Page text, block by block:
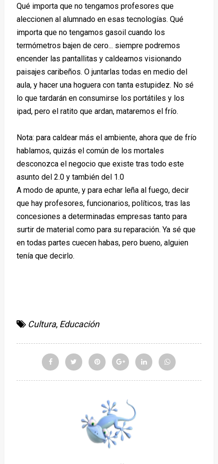
Qué importa que no tengamos profesores que
aleccionen al alumnado en esas tecnologías. Qué
importa que no tengamos gasoil cuando los
termómetros bajen de cero... siempre podremos
encender las pantallitas y caldearnos visionando
paisajes caribeños. O juntarlas todas en medio del
aula, y hacer una hoguera con tanta estupidez. No sé
lo que tardarán en consumirse los portátiles y los
ipad, pero el ratito que ardan, mataremos el frío.
Nota: para caldear más el ambiente, ahora que de frío
hablamos, quizás el común de los mortales
desconozca el negocio que existe tras todo este
asunto del 2.0 y también del 1.0
A modo de apunte, y para echar leña al fuego, decir
que hay profesores, funcionarios, políticos, tras las
concesiones a determinadas empresas tanto para
surtir de material como para su reparación. Ya sé que
en todas partes cuecen habas, pero bueno, alguien
tenía que decirlo.
Cultura, Educación